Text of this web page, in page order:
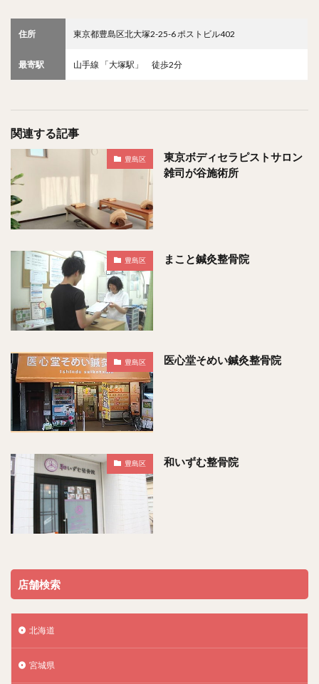
住所 東京都豊島区北大塚2-25-6 ポストビル402
最寄駅 山手線 「大塚駅」 徒歩2分
関連する記事
豊島区
東京ボディセラピストサロン
雑司が谷施術所
豊島区 まこと鍼灸整骨院
豊島区 医心堂そめい鍼灸整骨院
豊島区 和いずむ整骨院
店舗検索
北海道
宮城県